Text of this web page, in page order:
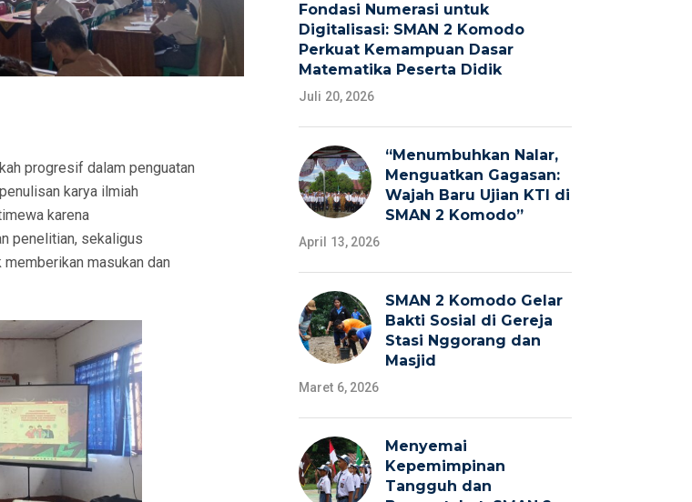
progresif dalam penguatan
karya ilmiah
karena
penelitian, sekaligus
masukan dan
Fondasi Numerasi untuk
Digitalisasi: SMAN 2 Komodo
Perkuat Kemampuan Dasar
Matematika Peserta Didik
Juli 20, 2026
“Menumbuhkan Nalar,
Menguatkan Gagasan:
Wajah Baru Ujian KTI di
SMAN 2 Komodo”
April 13, 2026
SMAN 2 Komodo Gelar
Bakti Sosial di Gereja
Stasi Nggorang dan
Masjid
Maret 6, 2026
Menyemai
Kepemimpinan
Tangguh dan